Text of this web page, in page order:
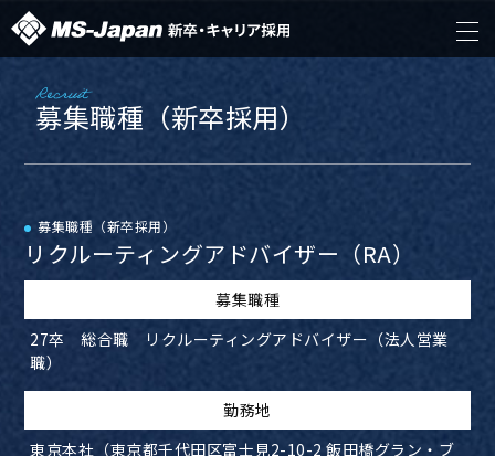
Recruit
募集職種（新卒採用）
募集職種（新卒採用）
リクルーティングアドバイザー（RA）
募集職種
27卒 総合職 リクルーティングアドバイザー（法人営業
職）
​勤務地
東京本社（東京都千代田区富士見2-10-2 飯田橋グラン・ブ